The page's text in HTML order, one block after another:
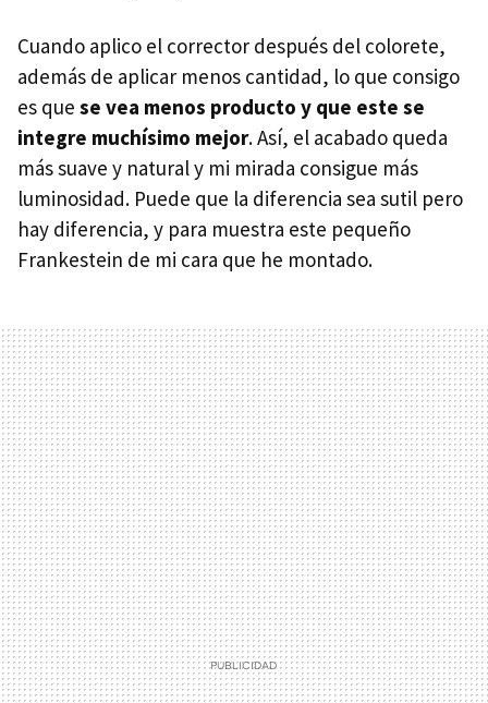
Cuando aplico el corrector después del colorete,
además de aplicar menos cantidad, lo que consigo
es que se vea menos producto y que este se
integre muchísimo mejor. Así, el acabado queda
más suave y natural y mi mirada consigue más
luminosidad. Puede que la diferencia sea sutil pero
hay diferencia, y para muestra este pequeño
Frankestein de mi cara que he montado.